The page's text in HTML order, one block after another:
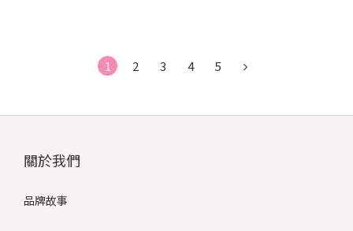
1 2 3 4 5
關於我們
品牌故事